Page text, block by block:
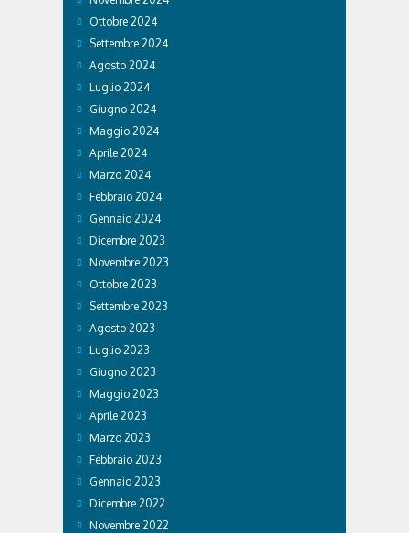
Ottobre 2024
Settembre 2024
Agosto 2024
Luglio 2024
Giugno 2024
Maggio 2024
Aprile 2024
Marzo 2024
Febbraio 2024
Gennaio 2024
Dicembre 2023
Novembre 2023
Ottobre 2023
Settembre 2023
Agosto 2023
Luglio 2023
Giugno 2023
Maggio 2023
Aprile 2023
Marzo 2023
Febbraio 2023
Gennaio 2023
Dicembre 2022
Novembre 2022